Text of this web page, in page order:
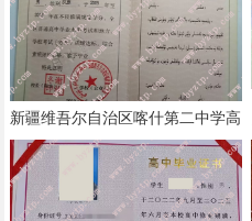
新疆维吾尔自治区喀什第二中学高
中毕业证模板样本